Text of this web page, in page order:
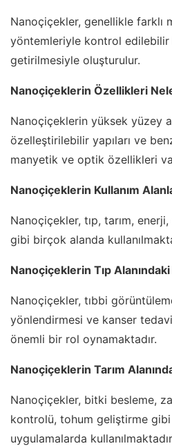
Nanoçiçekler, genellikle farklı
yöntemleriyle kontrol
getirilmesiyle oluşturulur.
Nanoçiçeklerin Özellikleri
Nanoçiçeklerin yüksek yüzey
özelleştirilebilir yapıları ve
manyetik ve optik özellikleri
Nanoçiçeklerin Kullanım
Nanoçiçekler, tıp, tarım,
gibi birçok alanda
Nanoçiçeklerin Tıp
Nanoçiçekler, tıbbi
yönlendirmesi ve kanser
önemli bir rol oynamaktadır.
Nanoçiçeklerin Tarım
Nanoçiçekler, bitki besleme,
kontrolü, tohum geliştirme gibi
uygulamalarda